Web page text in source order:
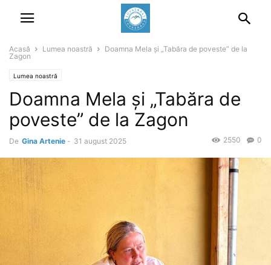
Acasă Lumea noastră
Doamna Mela și „Tabăra de poveste” de la
Zagon
Lumea noastră
Doamna Mela și „Tabăra de
poveste” de la Zagon
De Gina Artenie - 31 august 2025 0
2550